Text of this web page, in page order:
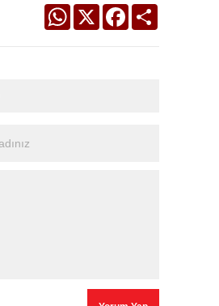
WhatsApp
X Facebook